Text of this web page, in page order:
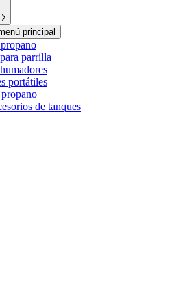
principal
parrilla
portátiles
de tanques